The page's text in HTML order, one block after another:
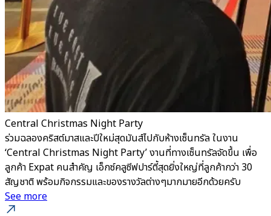
Central Christmas Night Party
ร่วมฉลองคริสต์มาสและปีใหม่สุดมันส์ไปกับห้างเซ็นทรัล ในงาน
‘Central Christmas Night Party’ งานที่ทางเซ็นทรัลจัดขึ้น เพื่อ
ลูกค้า Expat คนสำคัญ เอ็กซ์คลูซีฟปาร์ตี้สุดยิ่งใหญ่ที่ลูกค้ากว่า 30
สัญชาติ พร้อมกิจกรรมและของรางวัลต่างๆมากมายอีกด้วยครับ
See more